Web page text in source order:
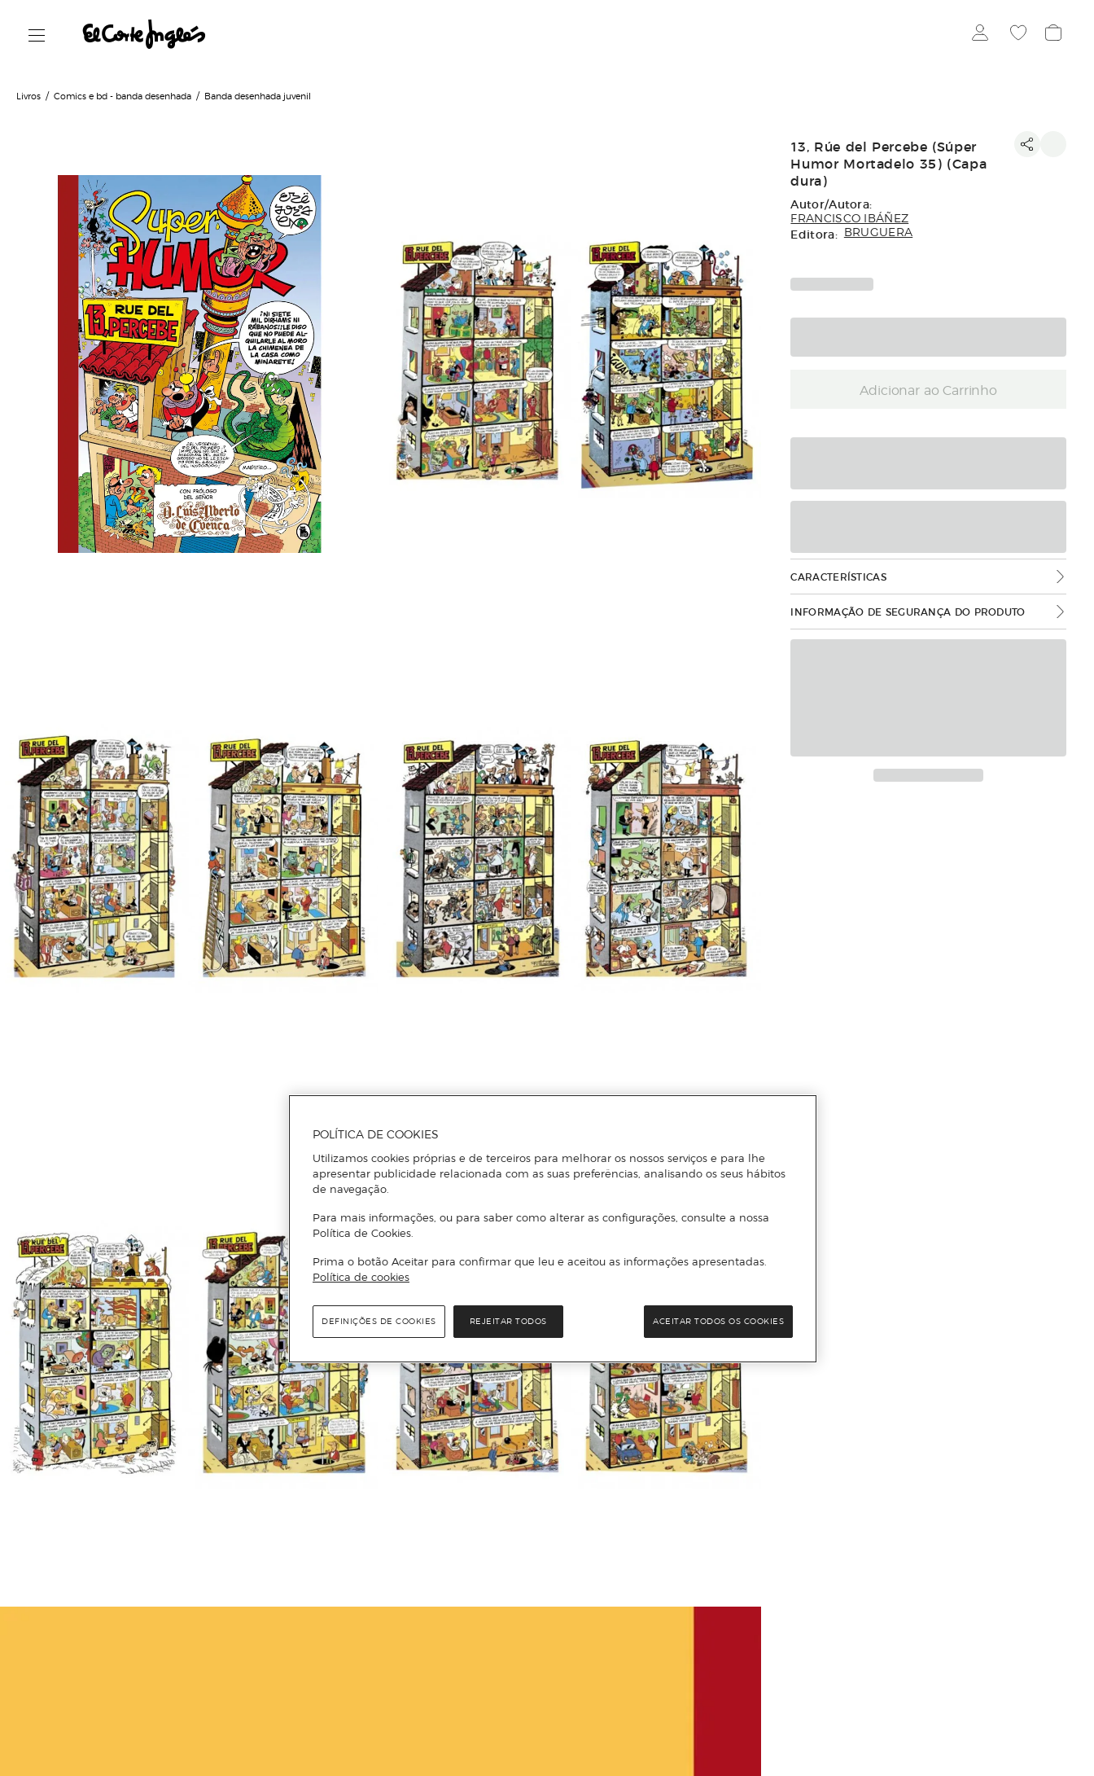
Livros Comics e bd - banda desenhada Banda desenhada juvenil
13, Rúe del Percebe (Súper
Humor Mortadelo 35) (Capa
dura)
Autor/Autora:
FRANCISCO IBÁÑEZ
Editora: BRUGUERA
Adicionar ao Carrinho
CARACTERÍSTICAS
INFORMAÇÃO DE SEGURANÇA DO PRODUTO
POLÍTICA DE COOKIES
Utilizamos cookies próprias e de terceiros para melhorar os nossos serviços e para lhe
apresentar publicidade relacionada com as suas preferências, analisando os seus hábitos
de navegação.
Para mais informações, ou para saber como alterar as configurações, consulte a nossa
Política de Cookies.
Prima o botão Aceitar para confirmar que leu e aceitou as informações apresentadas.
Política de cookies
REJEITAR TODOS ACEITAR TODOS OS COOKIES
DEFINIÇÕES DE COOKIES